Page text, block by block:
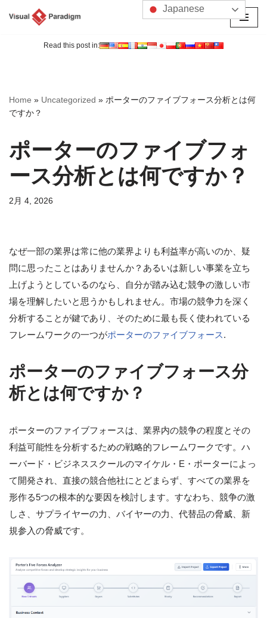
へ
ス
ッ
プ
Read this post in:
Home » Uncategorized » ポーターのファイブフォース分析とは何
ですか？
ポーターのファイブフォ
ース分析とは何ですか？
2月 4, 2026
なぜ一部の業界は常に他の業界よりも利益率が高いのか、疑
問に思ったことはありませんか？あるいは新しい事業を立ち
上げようとしているのなら、自分が踏み込む競争の激しい市
場を理解したいと思うかもしれません。市場の競争力を深く
分析することが鍵であり、そのために最も長く使われている
フレームワークの一つがポーターのファイブフォース.
ポーターのファイブフォース分
析とは何ですか？
ポーターのファイブフォースは、業界内の競争の程度とその
利益可能性を分析するための戦略的フレームワークです。ハ
ーバード・ビジネススクールのマイケル・E・ポーターによっ
て開発され、直接の競合他社にとどまらず、すべての業界を
形作る5つの根本的な要因を検討します。すなわち、競争の激
しさ、サプライヤーの力、バイヤーの力、代替品の脅威、新
規参入の脅威です。
Japanese